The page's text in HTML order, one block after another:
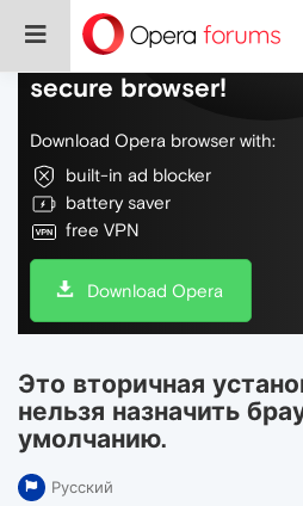
Do more on the web,
secure browser!
Download Opera browser with:
built-in ad blocker
battery saver
free VPN
Download Opera
Это вторичная
нельзя назначить
умолчанию.
Русский